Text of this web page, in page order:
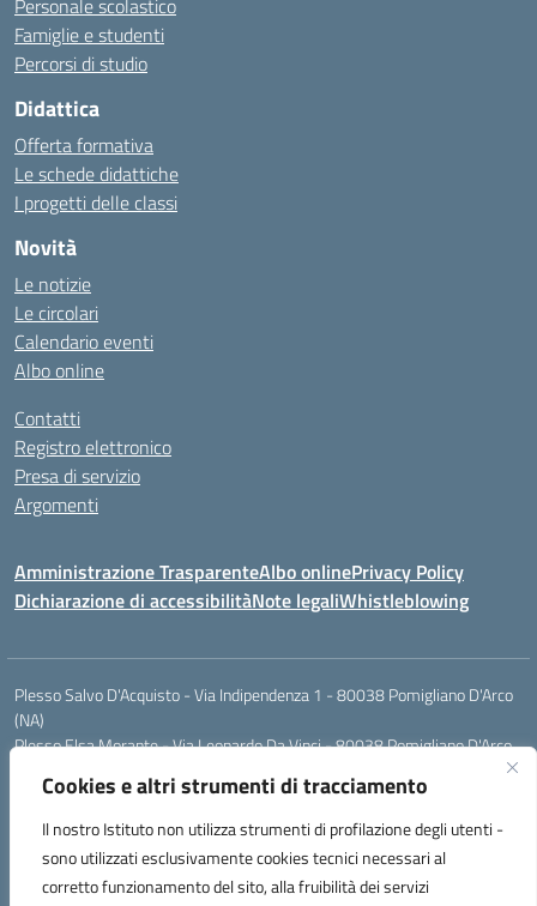
Cookies e altri strumenti di tracciamento
Il nostro Istituto non utilizza strumenti di profilazione degli utenti -
sono utilizzati esclusivamente cookies tecnici necessari al
corretto funzionamento del sito, alla fruibilità dei servizi
Personale scolastico
Famiglie e studenti
Percorsi di studio
Didattica
Offerta formativa
Le schede didattiche
I progetti delle classi
Novità
Le notizie
Le circolari
Calendario eventi
Albo online
Contatti
Registro elettronico
Presa di servizio
Argomenti
Amministrazione TrasparenteAlbo onlinePrivacy Policy
Dichiarazione di accessibilitàNote legaliWhistleblowing
Plesso Salvo D'Acquisto - Via Indipendenza 1 - 80038 Pomigliano D'Arco
(NA)
Plesso Elsa Morante - Via Leonardo Da Vinci - 80038 Pomigliano D'Arco
Plesso Leone - Via Pascoli - 80038 Pomigliano D'Arco (NA)
Tel.:0813177304 - Mail: naic8g1003@istruzione.it - Pec:
Codice Univoco ufficio: UIECQ7
codice Meccanografico: NAIC8G1003